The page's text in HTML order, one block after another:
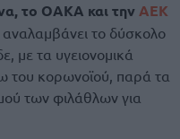
το ΟΑΚΑ και την ΑΕΚ
το δύσκολο
με τα υγειονομικά
του κορωνοϊού, παρά τα
των φιλάθλων για